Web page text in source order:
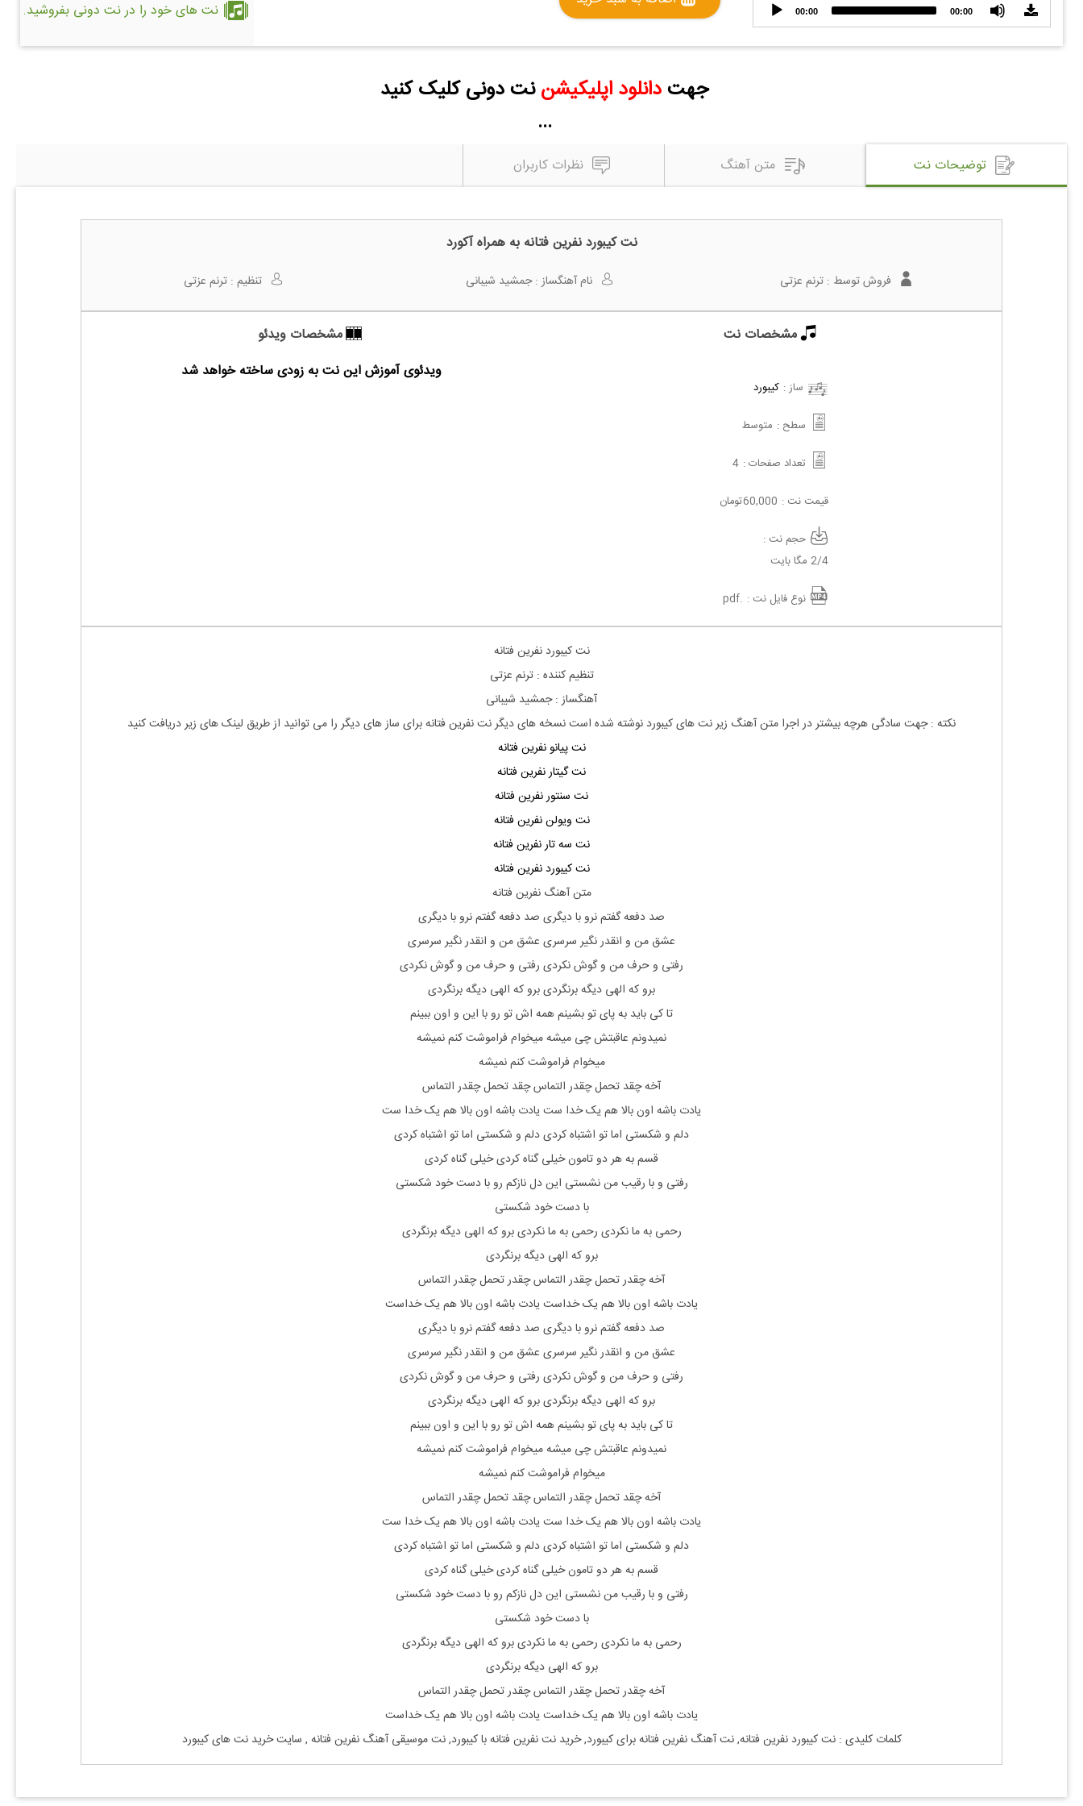
Audio
Player
00:00 00:00 نت های خود را در نت دونی بفروشید.
جهتدانلود اپلیکیشن نت دونی کلیک کنید
...
توضیحات نت متن آهنگ نظرات کاربران
نت کیبورد نفرین فتانه به همراه آکورد
فروش توسط :ترنم عزتی نام آهنگساز :جمشید شیبانی تنظیم :ترنم عزتی
مشخصات نت
ساز : کیبورد
سطح : متوسط
تعداد صفحات : 4
قیمت نت : 60,000تومان
حجم نت :
2/4 مگا بایت
نوع فایل نت : .pdf
مشخصات ویدئو
ویدئوی آموزش این نت به زودی ساخته خواهد شد
نتکیبورد نفرین فتانه
تنظیم کننده : ترنم عزتی
آهنگساز : جمشید شیبانی
نکته : جهت سادگی هرچه بیشتر در اجرا متن آهنگ زیر نت هایکیبورد نوشته شده است نسخه های دیگر نتنفرین فتانهبرای ساز های دیگر را می توانید از طریق لینک های زیر دریافت کنید
نت پیانو نفرین فتانه
نت گیتار نفرین فتانه
نت سنتور نفرین فتانه
نت ویولن نفرین فتانه
نت سه تار نفرین فتانه
نت کیبورد نفرین فتانه
متن آهنگ نفرین فتانه
صد دفعه گفتم نرو با دیگری صد دفعه گفتم نرو با دیگری
عشق من و انقدر نگیر سرسری عشق من و انقدر نگیر سرسری
رفتی و حرف من و گوش نکردی رفتی و حرف من و گوش نکردی
برو که الهی دیگه برنگردی برو که الهی دیگه برنگردی
تا کی باید به پای تو بشینم همه اش تو رو با این و اون ببینم
نمیدونم عاقبتش چی میشه میخوام فراموشت کنم نمیشه
میخوام فراموشت کنم نمیشه
آخه چقد تحمل چقدر التماس چقد تحمل چقدر التماس
یادت باشه اون بالا هم یک خدا ست یادت باشه اون بالا هم یک خدا ست
دلم و شکستی اما تو اشتباه کردی دلم و شکستی اما تو اشتباه کردی
قسم به هر دو تامون خیلی گناه کردی خیلی گناه کردی
رفتی و با رقیب من نشستی این دل نازکم رو با دست خود شکستی
با دست خود شکستی
رحمی به ما نکردی رحمی به ما نکردی برو که الهی دیگه برنگردی
برو که الهی دیگه برنگردی
آخه چقدر تحمل چقدر التماس چقدر تحمل چقدر التماس
یادت باشه اون بالا هم یک خداست یادت باشه اون بالا هم یک خداست
صد دفعه گفتم نرو با دیگری صد دفعه گفتم نرو با دیگری
عشق من و انقدر نگیر سرسری عشق من و انقدر نگیر سرسری
رفتی و حرف من و گوش نکردی رفتی و حرف من و گوش نکردی
برو که الهی دیگه برنگردی برو که الهی دیگه برنگردی
تا کی باید به پای تو بشینم همه اش تو رو با این و اون ببینم
نمیدونم عاقبتش چی میشه میخوام فراموشت کنم نمیشه
میخوام فراموشت کنم نمیشه
آخه چقد تحمل چقدر التماس چقد تحمل چقدر التماس
یادت باشه اون بالا هم یک خدا ست یادت باشه اون بالا هم یک خدا ست
دلم و شکستی اما تو اشتباه کردی دلم و شکستی اما تو اشتباه کردی
قسم به هر دو تامون خیلی گناه کردی خیلی گناه کردی
رفتی و با رقیب من نشستی این دل نازکم رو با دست خود شکستی
با دست خود شکستی
رحمی به ما نکردی رحمی به ما نکردی برو که الهی دیگه برنگردی
برو که الهی دیگه برنگردی
آخه چقدر تحمل چقدر التماس چقدر تحمل چقدر التماس
یادت باشه اون بالا هم یک خداست یادت باشه اون بالا هم یک خداست
کلمات کلیدی : نتکیبورد نفرین فتانه, نت آهنگ نفرین فتانهبرایکیبورد, خرید نتنفرین فتانهباکیبورد, نت موسیقی آهنگ نفرین فتانه , سایت خرید نت های کیبورد